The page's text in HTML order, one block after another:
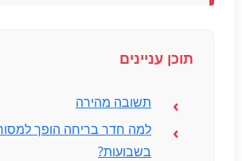
תוכן עניינים
תשובה מהירה
למה חדר בריחה הופך
בשבועות?